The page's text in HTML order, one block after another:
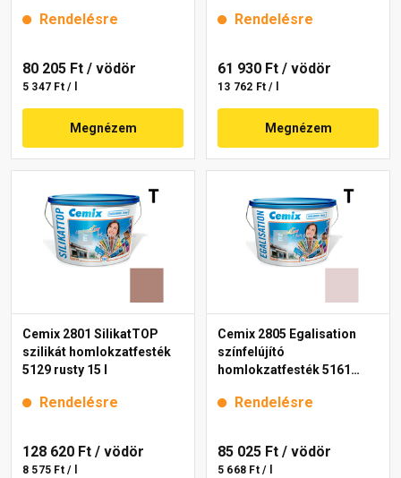
Rendelésre
80 205 Ft / vödör
5 347 Ft / l
Megnézem
Rendelésre
61 930 Ft / vödör
13 762 Ft / l
Megnézem
Cemix 2801 SilikatTOP
szilikát homlokzatfesték
5129 rusty 15 l
Rendelésre
128 620 Ft / vödör
8 575 Ft / l
Cemix 2805 Egalisation
színfelújító
homlokzatfesték 5161
Rendelésre
85 025 Ft / vödör
5 668 Ft / l